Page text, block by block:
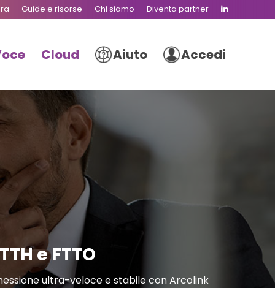
Guide e risorse Chi siamo Diventa partner
Cloud Aiuto Accedi
e FTTO
ultra-veloce e stabile con Arcolink